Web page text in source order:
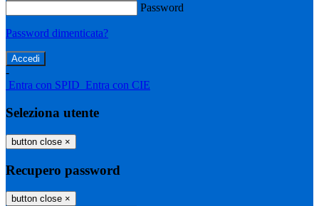
Password
Password dimenticata?
-
Entra con SPID Entra con CIE
Seleziona utente
button close ×
Recupero password
button close ×